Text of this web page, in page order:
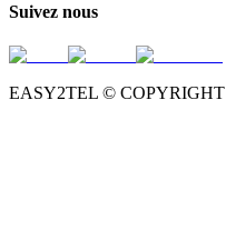
Suivez nous
EASY2TEL © COPYRIGHT